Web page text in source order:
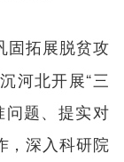
固拓展脱贫攻
河北开展“三
问题、提实对
，深入科研院